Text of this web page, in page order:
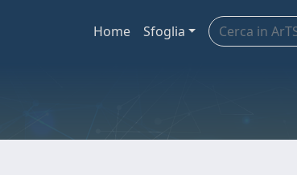
Home Sfoglia